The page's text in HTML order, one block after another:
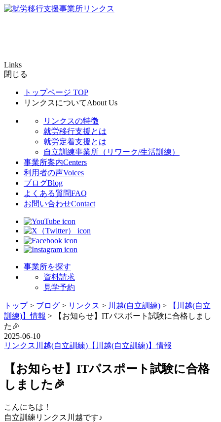
Links
閉じる
トップページ TOP
リンクスについてAbout Us
リンクスの特徴
就労移行支援とは
就労定着支援とは
自立訓練事業所（リワーク/生活訓練）
事業所案内Centers
利用者の声Voices
ブログBlog
よくある質問FAQ
お問い合わせContact
事業所を探す
資料請求
見学予約
トップ> ブログ > リンクス > 川越(自立訓練) >
【川越(自立
訓練)】情報 >
【お知らせ】ITパスポート試験に合格しまし
た🎉
2025-06-10
リンクス 川越(自立訓練) 【川越(自立訓練)】情報
【お知らせ】ITパスポート試験に合格
しました🎉
こんにちは！
自立訓練リンクス川越です♪